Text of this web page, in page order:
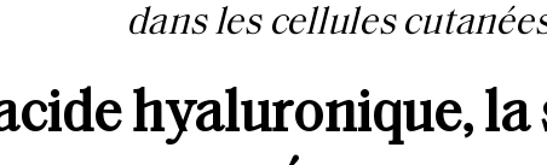
dans les cellules
hyaluronique, la